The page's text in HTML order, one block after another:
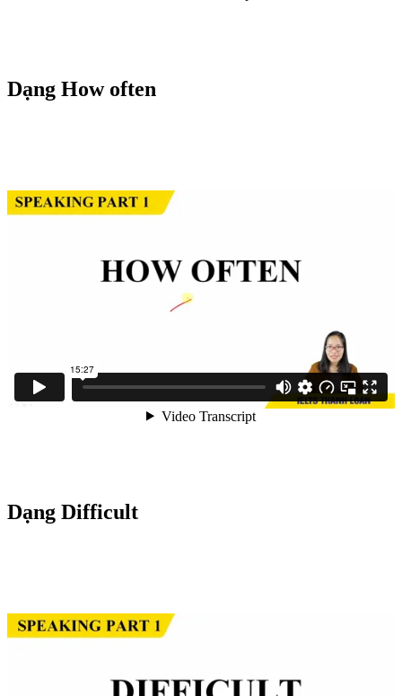
Dạng How often
Dạng Difficult